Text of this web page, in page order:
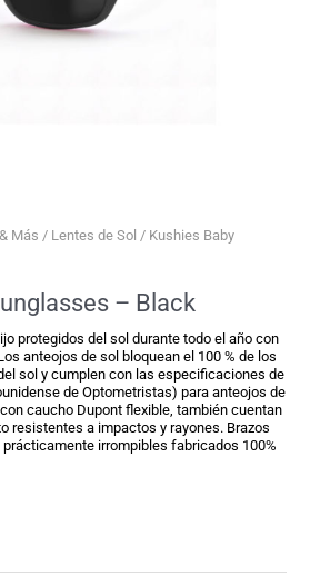
Más / Lentes de Sol / Kushies Baby
– Black
protegidos del sol durante todo el año con
anteojos de sol bloquean el 100 % de los
sol y cumplen con las especificaciones de
de Optometristas) para anteojos de
caucho Dupont flexible, también cuentan
resistentes a impactos y rayones. Brazos
irrompibles fabricados 100%